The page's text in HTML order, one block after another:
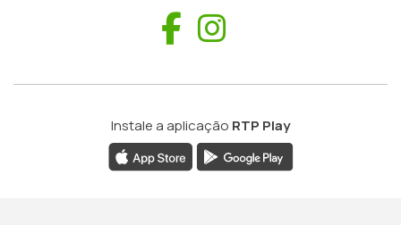
Facebook
Instale a aplicação RTP Play